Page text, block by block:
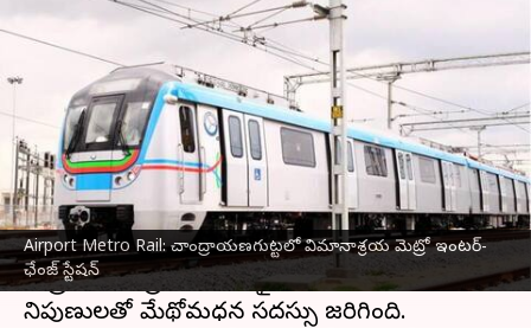
Airport Metro Rail: చాంద్రాయణగుట్టలో విమానాశ్రయ మెట్రో ఇంటర్-
ఛేంజ్ స్టేషన్‌
Airport Metro Rail:
చాంద్రాయణగుట్టలో విమానాశ్రయ
మెట్రో ఇంటర్-ఛేంజ్ స్టేషన్‌
వ్రాసిన వారు Stalin Jan 08, 2024 10:02 am
ఈ వార్తాకథనం ఏంటి
ముఖ్యమంత్రిరేవంత్ రెడ్డిఆదేశాల మేరకు సవరించిన
మెట్రో ఫేజ్-2 ప్రతిపాదనలపై సీనియర్ అధికారులు,